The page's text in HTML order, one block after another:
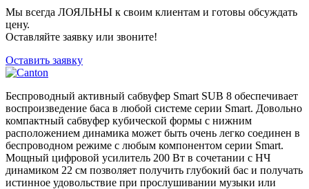
Мы всегда ЛОЯЛЬНЫ к своим клиентам и готовы обсуждать
цену.
Оставляйте заявку или звоните!
Оставить заявку
Беспроводный активный сабвуфер Smart SUB 8 обеспечивает
воспроизведение баса в любой системе серии Smart. Довольно
компактный сабвуфер кубической формы с нижним
расположением динамика может быть очень легко соединен в
беспроводном режиме с любым компонентом серии Smart.
Мощный цифровой усилитель 200 Вт в сочетании с НЧ
динамиком 22 см позволяет получить глубокий бас и получать
истинное удовольствие при прослушивании музыки или